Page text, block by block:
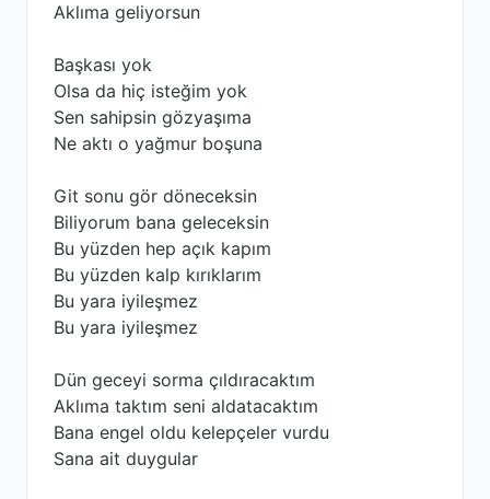
Aklıma geliyorsun
Başkası yok
Olsa da hiç isteğim yok
Sen sahipsin gözyaşıma
Ne aktı o yağmur boşuna
Git sonu gör döneceksin
Biliyorum bana geleceksin
Bu yüzden hep açık kapım
Bu yüzden kalp kırıklarım
Bu yara iyileşmez
Bu yara iyileşmez
Dün geceyi sorma çıldıracaktım
Aklıma taktım seni aldatacaktım
Bana engel oldu kelepçeler vurdu
Sana ait duygular